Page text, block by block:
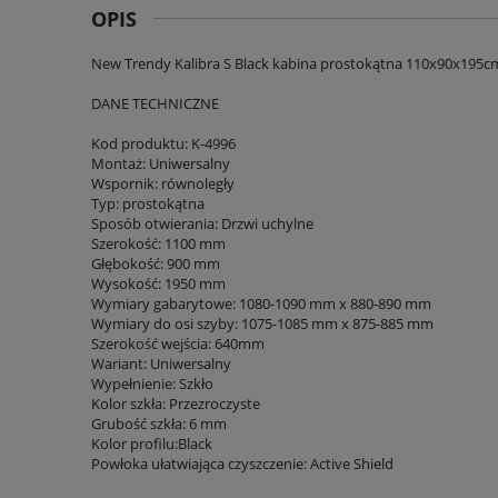
OPIS
New Trendy Kalibra S Black kabina prostokątna
DANE TECHNICZNE
Kod produktu: K-4996
Montaż: Uniwersalny
Wspornik: równoległy
Typ: prostokątna
Sposób otwierania: Drzwi uchylne
Szerokość: 1100 mm
Głębokość: 900 mm
Wysokość: 1950 mm
Wymiary gabarytowe: 1080-1090 mm x 880-890 mm
Wymiary do osi szyby: 1075-1085 mm x 875-885 mm
Szerokość wejścia: 640mm
Wariant: Uniwersalny
Wypełnienie: Szkło
Kolor szkła: Przezroczyste
Grubość szkła: 6 mm
Kolor profilu:Black
Powłoka ułatwiająca czyszczenie: Active Shield